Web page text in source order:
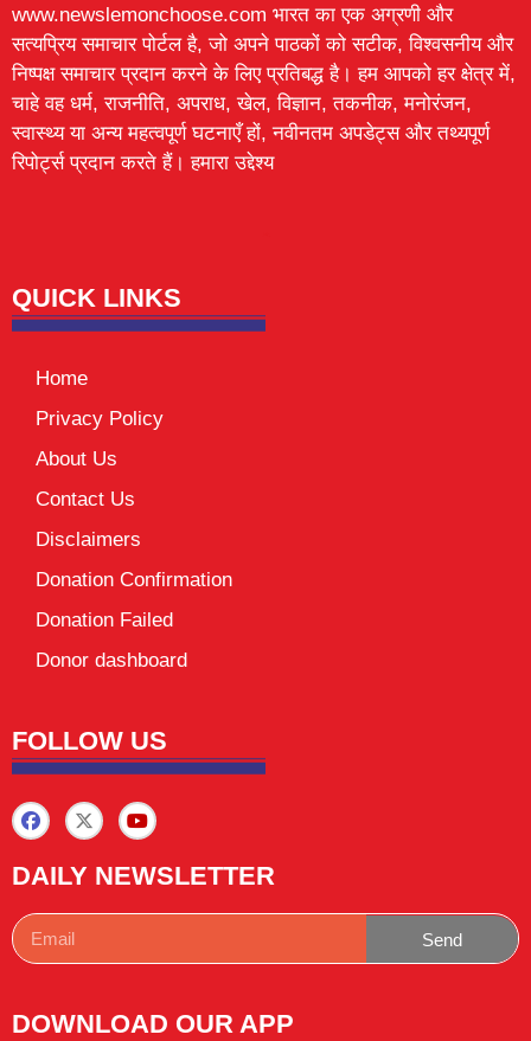
www.newslemonchoose.com भारत का एक अग्रणी और
सत्यप्रिय समाचार पोर्टल है, जो अपने पाठकों को सटीक, विश्वसनीय और
निष्पक्ष समाचार प्रदान करने के लिए प्रतिबद्ध है। हम आपको हर क्षेत्र में,
चाहे वह धर्म, राजनीति, अपराध, खेल, विज्ञान, तकनीक, मनोरंजन,
स्वास्थ्य या अन्य महत्वपूर्ण घटनाएँ हों, नवीनतम अपडेट्स और तथ्यपूर्ण
रिपोर्ट्स प्रदान करते हैं। हमारा उद्देश्य
QUICK LINKS
Home
Privacy Policy
About Us
Contact Us
Disclaimers
Donation Confirmation
Donation Failed
Donor dashboard
FOLLOW US
DAILY NEWSLETTER
Send
DOWNLOAD OUR APP